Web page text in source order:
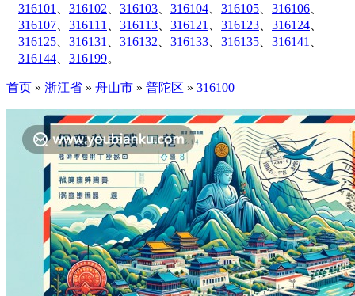
316101
316102 316103 316104 316105 316106
316107
316111 316113 316121 316123 316124
316125
316131 316132 316133 316135 316141
316144
316199。
首页 » 浙江省 » 舟山市 » 普陀区 » 316100